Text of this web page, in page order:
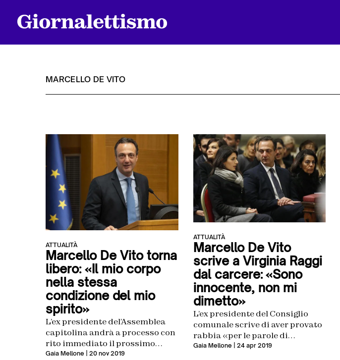
MARCELLO DE VITO
ATTUALITÀ
Marcello De Vito torna
libero: «Il mio corpo
nella stessa
condizione del mio
spirito»
L’ex presidente del’Assemblea
capitolina andrà a processo con
rito immediato il prossimo
dicembre
Gaia Mellone | 20 nov 2019
ATTUALITÀ
Marcello De Vito
scrive a Virginia Raggi
dal carcere: «Sono
innocente, non mi
dimetto»
L’ex presidente del Consiglio
comunale scrive di aver provato
rabbia «per le parole di
abbandono degli “amici”»
Gaia Mellone | 24 apr 2019